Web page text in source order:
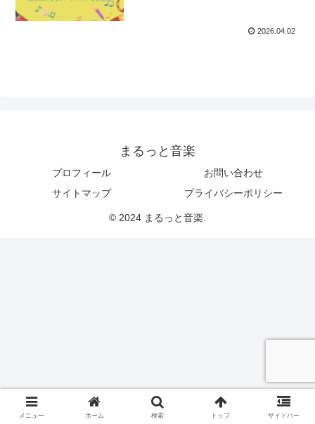
2026.04.02
まるっと音楽
プロフィール
お問い合わせ
サイトマップ
プライバシーポリシー
© 2024 まるっと音楽.
メニュー ホーム 検索 トップ サイドバー